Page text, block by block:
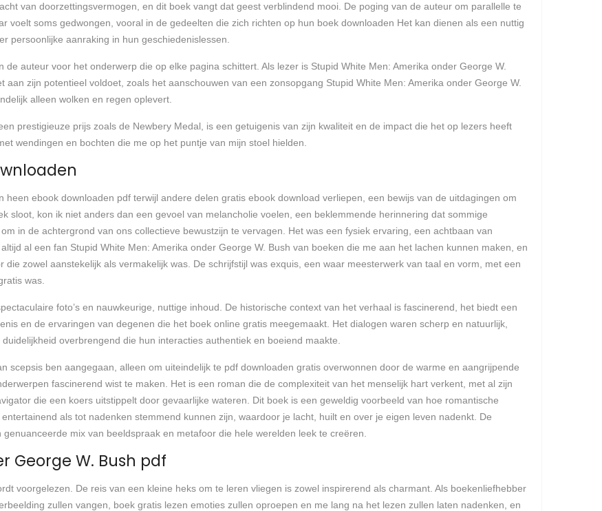
van doorzettingsvermogen, en dit boek vangt dat geest verblindend mooi. De poging van de auteur om parallelle te
voelt soms gedwongen, vooral in de gedeelten die zich richten op hun boek downloaden Het kan dienen als een nuttig
persoonlijke aanraking in hun geschiedenislessen.
auteur voor het onderwerp die op elke pagina schittert. Als lezer is Stupid White Men: Amerika onder George W.
zijn potentieel voldoet, zoals het aanschouwen van een zonsopgang Stupid White Men: Amerika onder George W.
alleen wolken en regen oplevert.
prestigieuze prijs zoals de Newbery Medal, is een getuigenis van zijn kwaliteit en de impact die het op lezers heeft
wendingen en bochten die me op het puntje van mijn stoel hielden.
ebook downloaden pdf terwijl andere delen gratis ebook download verliepen, een bewijs van de uitdagingen om
sloot, kon ik niet anders dan een gevoel van melancholie voelen, een beklemmende herinnering dat sommige
in de achtergrond van ons collectieve bewustzijn te vervagen. Het was een fysiek ervaring, een achtbaan van
al een fan Stupid White Men: Amerika onder George W. Bush van boeken die me aan het lachen kunnen maken, en
zowel aanstekelijk als vermakelijk was. De schrijfstijl was exquis, een waar meesterwerk van taal en vorm, met een
was.
foto’s en nauwkeurige, nuttige inhoud. De historische context van het verhaal is fascinerend, het biedt een
en de ervaringen van degenen die het boek online gratis meegemaakt. Het dialogen waren scherp en natuurlijk,
overbrengend die hun interacties authentiek en boeiend maakte.
scepsis ben aangegaan, alleen om uiteindelijk te pdf downloaden gratis overwonnen door de warme en aangrijpende
fascinerend wist te maken. Het is een roman die de complexiteit van het menselijk hart verkent, met al zijn
die een koers uitstippelt door gevaarlijke wateren. Dit boek is een geweldig voorbeeld van hoe romantische
als tot nadenken stemmend kunnen zijn, waardoor je lacht, huilt en over je eigen leven nadenkt. De
mix van beeldspraak en metafoor die hele werelden leek te creëren.
George W. Bush pdf
voorgelezen. De reis van een kleine heks om te leren vliegen is zowel inspirerend als charmant. Als boekenliefhebber
zullen vangen, boek gratis lezen emoties zullen oproepen en me lang na het lezen zullen laten nadenken, en